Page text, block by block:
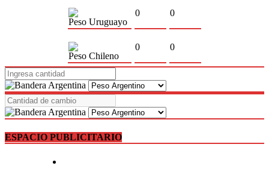
Peso Uruguayo
0 0
Peso Chileno
0 0
ESPACIO PUBLICITARIO